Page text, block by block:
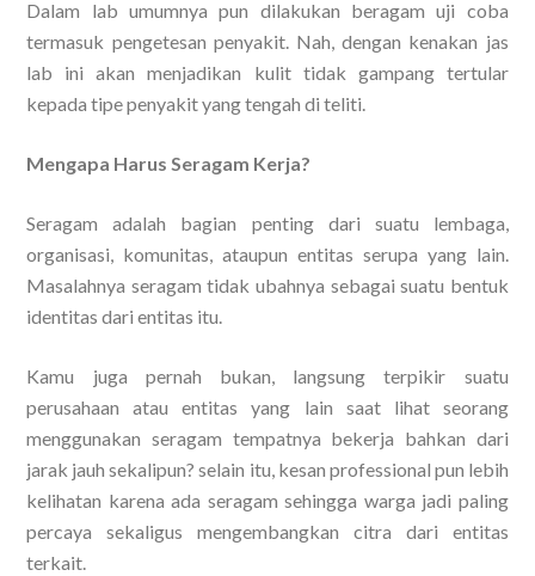
Dalam lab umumnya pun dilakukan beragam uji coba
termasuk pengetesan penyakit. Nah, dengan kenakan jas
lab ini akan menjadikan kulit tidak gampang tertular
kepada tipe penyakit yang tengah di teliti.
Mengapa Harus Seragam Kerja?
Seragam adalah bagian penting dari suatu lembaga,
organisasi, komunitas, ataupun entitas serupa yang lain.
Masalahnya seragam tidak ubahnya sebagai suatu bentuk
identitas dari entitas itu.
Kamu juga pernah bukan, langsung terpikir suatu
perusahaan atau entitas yang lain saat lihat seorang
menggunakan seragam tempatnya bekerja bahkan dari
jarak jauh sekalipun? selain itu, kesan professional pun lebih
kelihatan karena ada seragam sehingga warga jadi paling
percaya sekaligus mengembangkan citra dari entitas
terkait.